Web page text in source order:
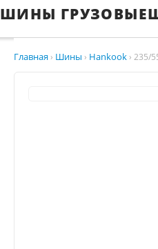
ШИНЫ ГРУЗОВЫЕ
Главная › Шины › Hankook › 235/